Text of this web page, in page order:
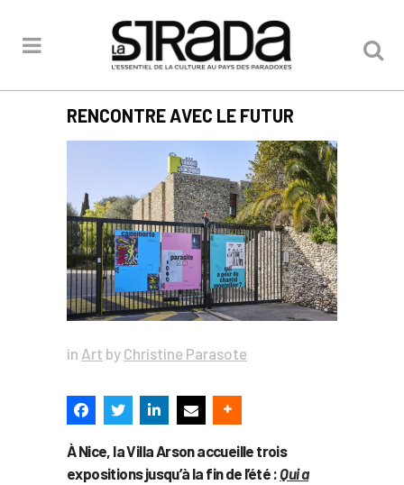
RENCONTRE AVEC LE FUTUR
in Art by Christine Parasote
À Nice, la Villa Arson accueille trois
expositions jusqu’à la fin de l’été :Qui a